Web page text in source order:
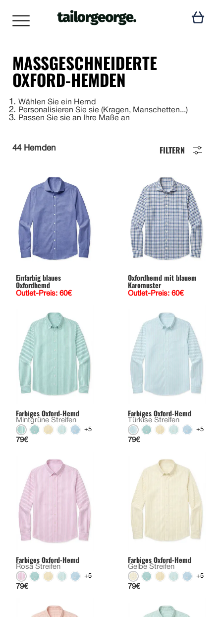
MASSGESCHNEIDERTE O
XFORD-HEMDEN
1 Wählen Sie ein Hemd
2 Personalisieren Sie sie (Kragen, Manschetten...)
3 Passen Sie sie an Ihre Maße an
44 Hemden FILTERN
Einfarbig blaues
Oxfordhemd
Outlet-Preis: 60€
Oxfordhemd mit blauem
Karomuster
Outlet-Preis: 60€
Farbiges Oxford-Hemd
Mintgrüne Streifen
+5
79€
Farbiges Oxford-Hemd
Türkise Streifen
+5
79€
Farbiges Oxford-Hemd
Rosa Streifen
+5
79€
Farbiges Oxford-Hemd
Gelbe Streifen
+5
79€